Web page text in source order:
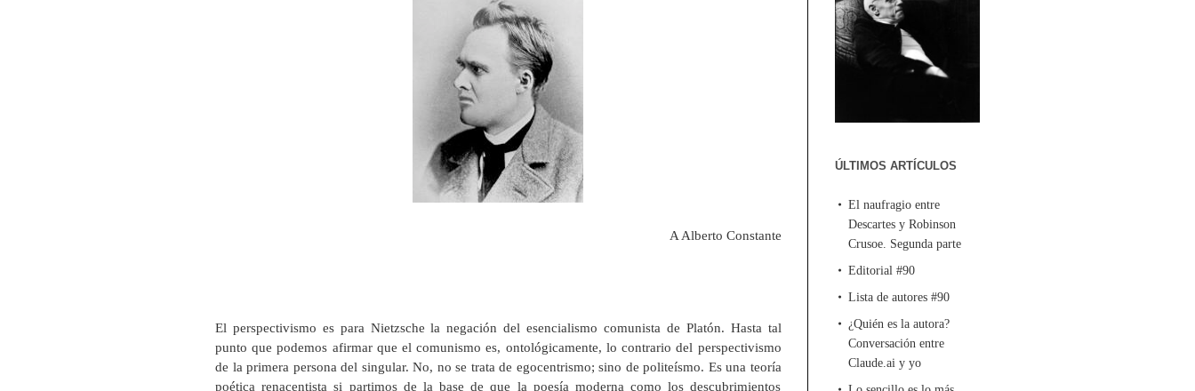
A Alberto Constante
El perspectivismo es para Nietzsche la negación del esencialismo comunista de Platón. Hasta tal
punto que podemos afirmar que el comunismo es, ontológicamente, lo contrario del perspectivismo
de la primera persona del singular. No, no se trata de egocentrismo; sino de politeísmo. Es una teoría
poética renacentista si partimos de la base de que la poesía moderna como los descubrimientos
ÚLTIMOS ARTÍCULOS
El naufragio entre
Descartes y Robinson
Crusoe. Segunda parte
Editorial #90
Lista de autores #90
¿Quién es la autora?
Conversación entre
Claude.ai y yo